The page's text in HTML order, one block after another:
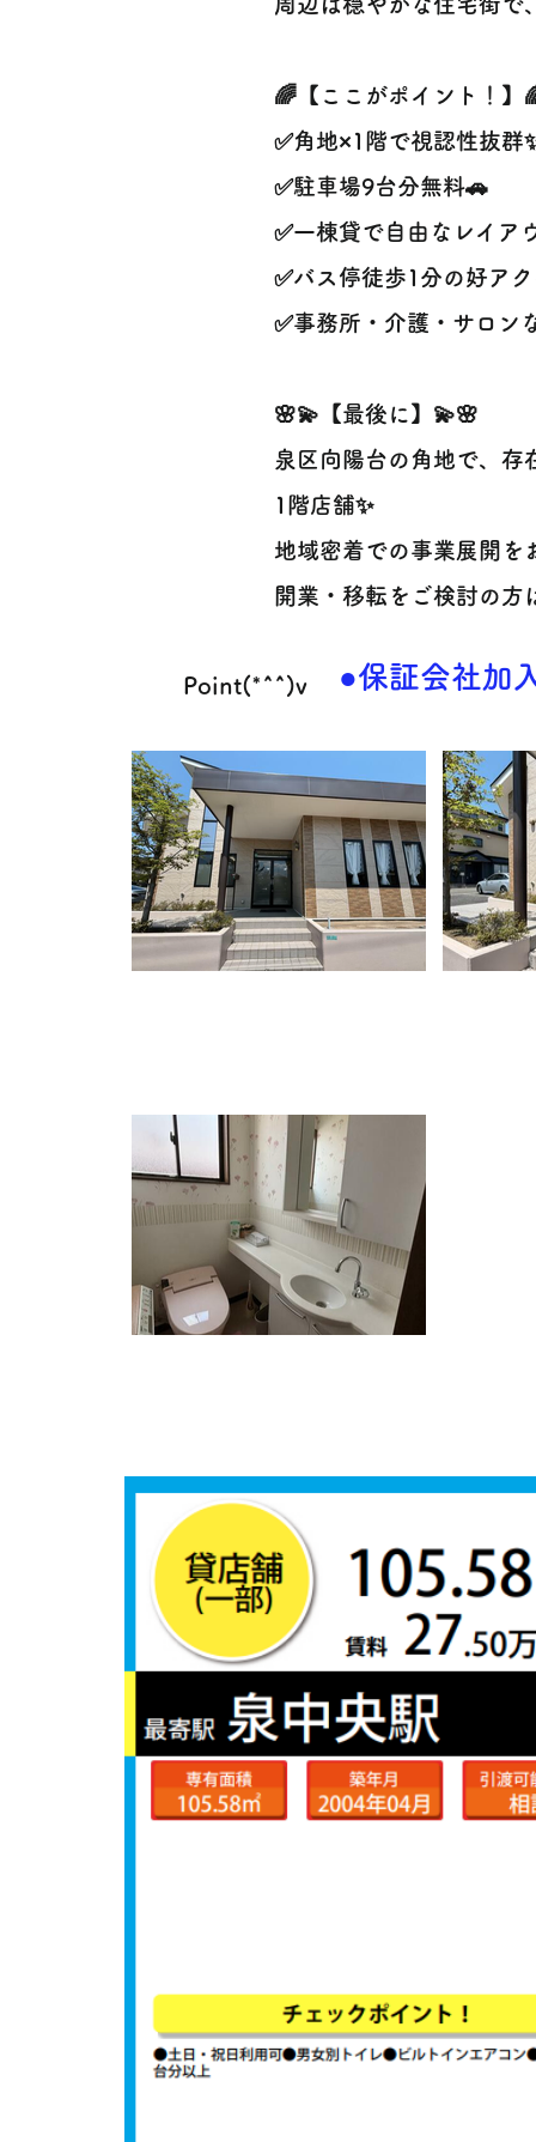
🌈【ここがポイント！】
✅角地×1階で視認性抜群
✅駐車場9台分無料🚗
✅一棟貸で自由なレイア
✅バス停徒歩1分の好アク
✅事務所・介護・サロン
🌸💫【最後に】💫🌸
泉区向陽台の角地で、存
1階店舗✨
地域密着での事業展開を
開業・移転をご検討の方
Point(*^^)v ●保証会社加